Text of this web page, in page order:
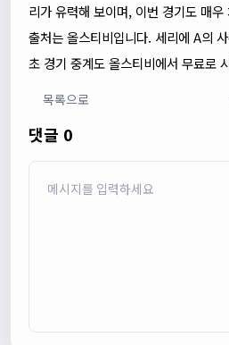
리가 유력해 보이며, 이번 경기도 매
출처는 올스티비입니다. 세리에 A의
초 경기 중계도 올스티비에서 무료로
목록으로
댓글 0